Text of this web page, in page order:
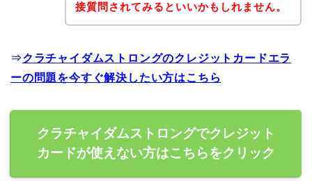
接質問されてみるといいかもしれません。
⇒クラチャイダムストロングのクレジットカードエラ
ーの問題を今すぐ解決したい方はこちら
クラチャイダムストロングでクレジット
カードが使えない方はこちらをクリック